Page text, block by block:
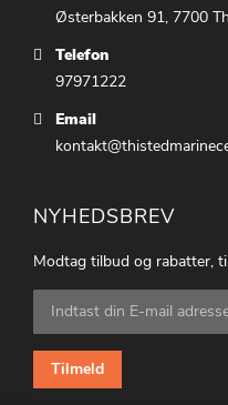
Østerbakken 91, 7700
Telefon
97971222
Email
NYHEDSBREV
Modtag tilbud og rabatter,
Tilmeld
dig
vores
nyhedsbrev:
Tilmeld